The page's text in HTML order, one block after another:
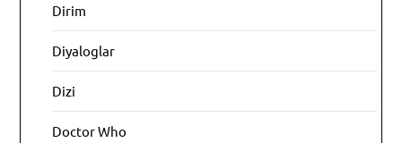
Dirim
Diyaloglar
Dizi
Doctor Who